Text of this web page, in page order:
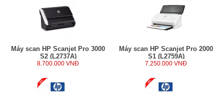
Máy scan HP Scanjet Pro 3000
S2 (L2737A)
8.700.000 VNĐ
Máy scan HP Scanjet Pro 2000
S1 (L2759A)
7.250.000 VNĐ